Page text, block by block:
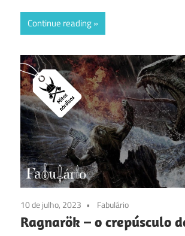
Continue reading
10 de julho, 2023 Fabulário
Ragnarök – o crepúsculo